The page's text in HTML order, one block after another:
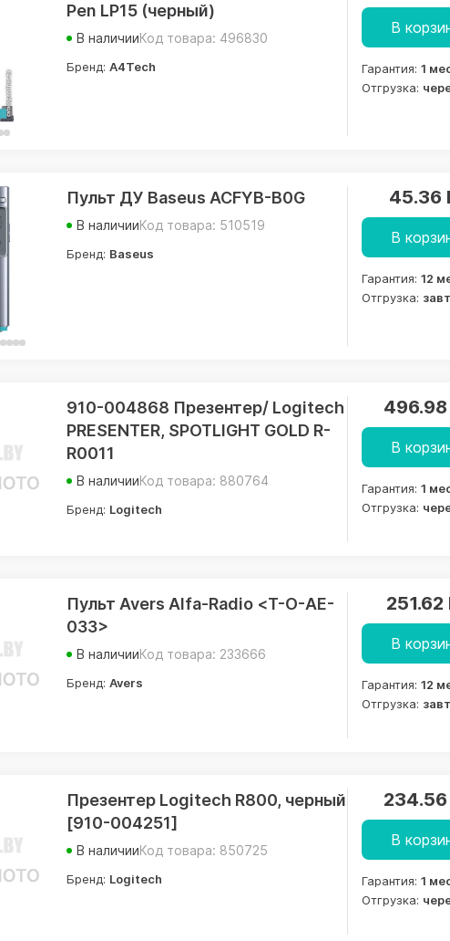
Pen LP15 (черный)
В наличииКод товара: 496830
Бренд: A4Tech
В
Гарантия: 1
Отгрузка:
Пульт ДУ Baseus ACFYB-B0G
В наличииКод товара: 510519
Бренд: Baseus
45.36
В
Гарантия: 12
Отгрузка:
910-004868 Презентер/ Logitech
PRESENTER, SPOTLIGHT GOLD R-
R0011
В наличииКод товара: 880764
Бренд: Logitech
496.98
В
Гарантия: 1
Отгрузка:
Пульт Avers Alfa-Radio <T-O-AE-
033>
В наличииКод товара: 233666
Бренд: Avers
251.62
В
Гарантия: 12
Отгрузка:
Презентер Logitech R800, черный
[910-004251]
В наличииКод товара: 850725
Бренд: Logitech
234.56
В
Гарантия: 1
Отгрузка: